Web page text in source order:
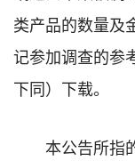
类产品的数量及
记参加调查的参
下同）下载。
本公告所指的